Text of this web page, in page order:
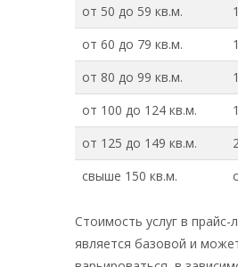
от 50 до 59 кв.м.
от 60 до 79 кв.м.
от 80 до 99 кв.м.
от 100 до 124 кв.м.
от 125 до 149 кв.м.
свыше 150 кв.м.
Стоимость услуг в прайс-
является базовой и